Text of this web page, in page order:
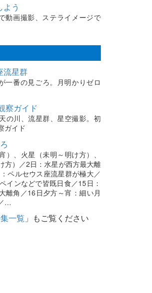
う
動画撮影、ステライメージで
流星群
一番の見ごろ。月明かりゼロ
察ガイド
の川、流星群、星空撮影。初
ガイド
）、火星（未明～明け方）、
方）／2日：水星が西方最大離
ペルセウス座流星群が極大／
インなどで皆既日食／15日：
離角／16日夕方～宵：細い月
…
一覧 」もご覧ください